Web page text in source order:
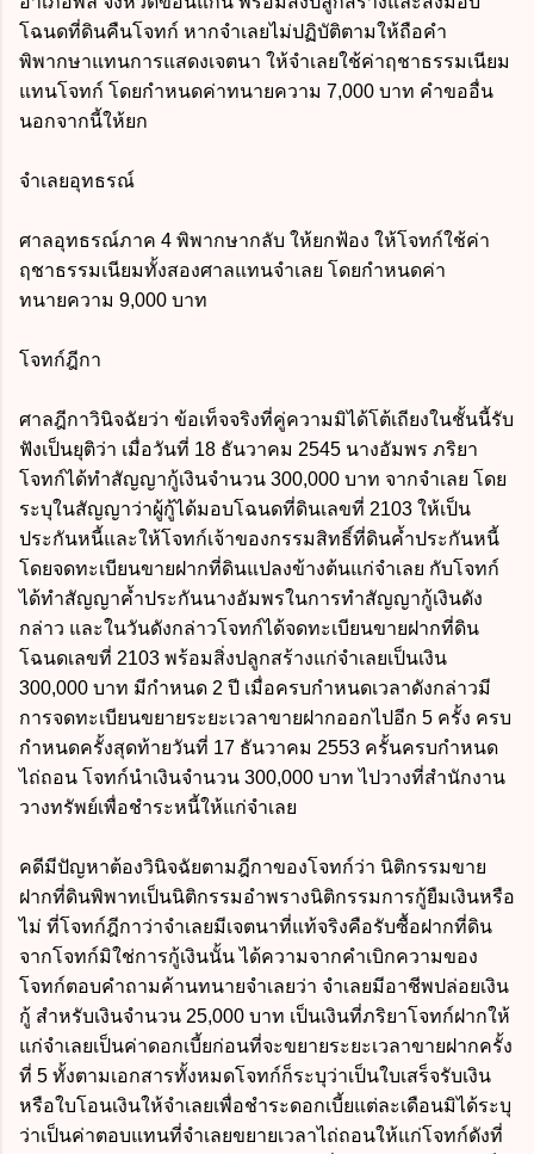
โฉนดที่ดินคืนโจทก์ หากจำเลยไม่ปฏิบัติตามให้ถือคำ
พิพากษาแทนการแสดงเจตนา ให้จำเลยใช้ค่าฤชาธรรมเนียม
แทนโจทก์ โดยกำหนดค่าทนายความ 7,000 บาท คำขออื่น
นอกจากนี้ให้ยก
จำเลยอุทธรณ์
ศาลอุทธรณ์ภาค 4 พิพากษากลับ ให้ยกฟ้อง ให้โจทก์ใช้ค่า
ฤชาธรรมเนียมทั้งสองศาลแทนจำเลย โดยกำหนดค่า
ทนายความ 9,000 บาท
โจทก์ฎีกา
ศาลฎีกาวินิจฉัยว่า ข้อเท็จจริงที่คู่ความมิได้โต้เถียงในชั้นนี้รับ
ฟังเป็นยุติว่า เมื่อวันที่ 18 ธันวาคม 2545 นางอัมพร ภริยา
โจทก์ได้ทำสัญญากู้เงินจำนวน 300,000 บาท จากจำเลย โดย
ระบุในสัญญาว่าผู้กู้ได้มอบโฉนดที่ดินเลขที่ 2103 ให้เป็น
ประกันหนี้และให้โจทก์เจ้าของกรรมสิทธิ์ที่ดินค้ำประกันหนี้
โดยจดทะเบียนขายฝากที่ดินแปลงข้างต้นแก่จำเลย กับโจทก์
ได้ทำสัญญาค้ำประกันนางอัมพรในการทำสัญญากู้เงินดัง
กล่าว และในวันดังกล่าวโจทก์ได้จดทะเบียนขายฝากที่ดิน
โฉนดเลขที่ 2103 พร้อมสิ่งปลูกสร้างแก่จำเลยเป็นเงิน
300,000 บาท มีกำหนด 2 ปี เมื่อครบกำหนดเวลาดังกล่าวมี
การจดทะเบียนขยายระยะเวลาขายฝากออกไปอีก 5 ครั้ง ครบ
กำหนดครั้งสุดท้ายวันที่ 17 ธันวาคม 2553 ครั้นครบกำหนด
ไถ่ถอน โจทก์นำเงินจำนวน 300,000 บาท ไปวางที่สำนักงาน
วางทรัพย์เพื่อชำระหนี้ให้แก่จำเลย
คดีมีปัญหาต้องวินิจฉัยตามฎีกาของโจทก์ว่า นิติกรรมขาย
ฝากที่ดินพิพาทเป็นนิติกรรมอำพรางนิติกรรมการกู้ยืมเงินหรือ
ไม่ ที่โจทก์ฎีกาว่าจำเลยมีเจตนาที่แท้จริงคือรับซื้อฝากที่ดิน
จากโจทก์มิใช่การกู้เงินนั้น ได้ความจากคำเบิกความของ
โจทก์ตอบคำถามค้านทนายจำเลยว่า จำเลยมีอาชีพปล่อยเงิน
กู้ สำหรับเงินจำนวน 25,000 บาท เป็นเงินที่ภริยาโจทก์ฝากให้
แก่จำเลยเป็นค่าดอกเบี้ยก่อนที่จะขยายระยะเวลาขายฝากครั้ง
ที่ 5 ทั้งตามเอกสารทั้งหมดโจทก์ก็ระบุว่าเป็นใบเสร็จรับเงิน
หรือใบโอนเงินให้จำเลยเพื่อชำระดอกเบี้ยแต่ละเดือนมิได้ระบุ
ว่าเป็นค่าตอบแทนที่จำเลยขยายเวลาไถ่ถอนให้แก่โจทก์ดังที่